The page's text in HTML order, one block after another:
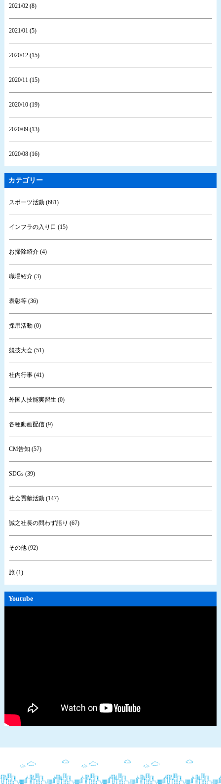
2021/02 (8)
2021/01 (5)
2020/12 (15)
2020/11 (15)
2020/10 (19)
2020/09 (13)
2020/08 (16)
カテゴリー
スポーツ活動 (681)
インフラの入り口 (15)
お掃除紹介 (4)
職場紹介 (3)
表彰等 (36)
採用活動 (0)
競技大会 (51)
社内行事 (41)
外国人技能実習生 (0)
各種動画配信 (9)
CM告知 (57)
SDGs (39)
社会貢献活動 (147)
誠之社長の問わず語り (67)
その他 (92)
旅 (1)
Youtube